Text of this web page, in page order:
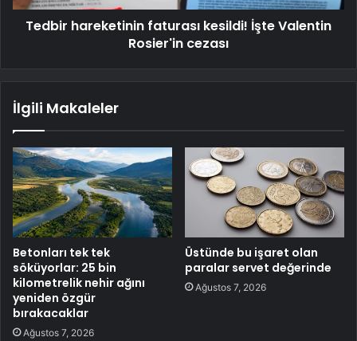
Tedbir hareketinin faturası kesildi! İşte Valentin
Rosier'in cezası
İlgili Makaleler
Betonları tek tek
söküyorlar: 25 bin
kilometrelik nehir ağını
yeniden özgür
bırakacaklar
Ağustos 7, 2026
Üstünde bu işaret olan
paralar servet değerinde
Ağustos 7, 2026